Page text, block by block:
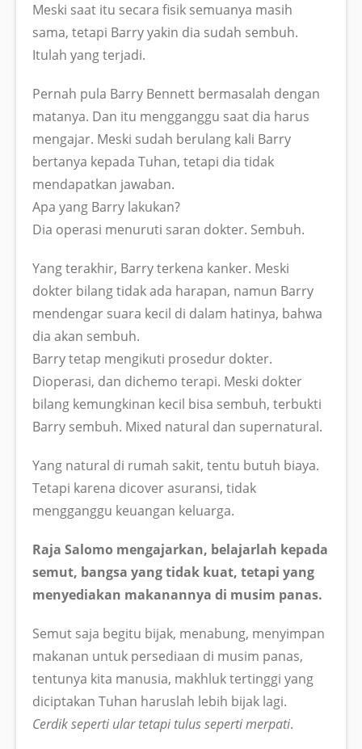
Meski saat itu secara fisik semuanya masih
sama, tetapi Barry yakin dia sudah sembuh.
Itulah yang terjadi.
Pernah pula Barry Bennett bermasalah dengan
matanya. Dan itu mengganggu saat dia harus
mengajar. Meski sudah berulang kali Barry
bertanya kepada Tuhan, tetapi dia tidak
mendapatkan jawaban.
Apa yang Barry lakukan?
Dia operasi menuruti saran dokter. Sembuh.
Yang terakhir, Barry terkena kanker. Meski
dokter bilang tidak ada harapan, namun Barry
mendengar suara kecil di dalam hatinya, bahwa
dia akan sembuh.
Barry tetap mengikuti prosedur dokter.
Dioperasi, dan dichemo terapi. Meski dokter
bilang kemungkinan kecil bisa sembuh, terbukti
Barry sembuh. Mixed natural dan supernatural.
Yang natural di rumah sakit, tentu butuh biaya.
Tetapi karena dicover asuransi, tidak
mengganggu keuangan keluarga.
Raja Salomo mengajarkan, belajarlah kepada
semut, bangsa yang tidak kuat, tetapi yang
menyediakan makanannya di musim panas.
Semut saja begitu bijak, menabung, menyimpan
makanan untuk persediaan di musim panas,
tentunya kita manusia, makhluk tertinggi yang
diciptakan Tuhan haruslah lebih bijak lagi.
Cerdik seperti ular tetapi tulus seperti merpati.